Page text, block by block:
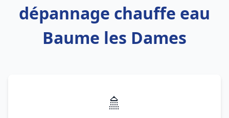
dépannage chauffe eau
Baume les Dames
🚿